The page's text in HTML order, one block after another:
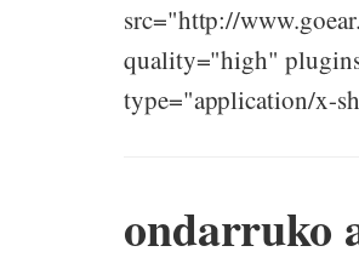
src="http://
quality="high"
type="application/x-
ondarruko